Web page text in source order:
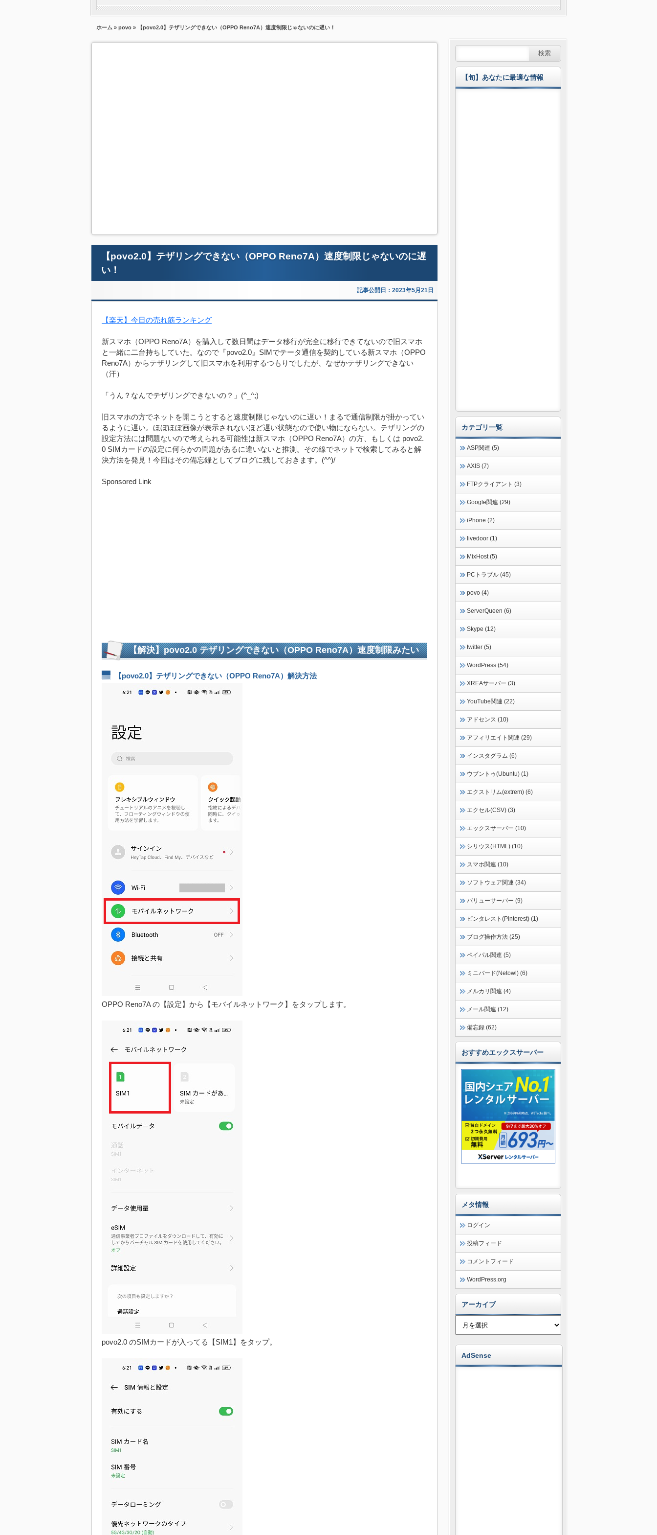
ホーム » povo » 【povo2.0】テザリングできない（OPPO Reno7A）速度制限じゃないのに遅い！
【povo2.0】テザリングできない（OPPO Reno7A）速度制限じゃないのに遅
い！
記事公開日：2023年5月21日
【楽天】今日の売れ筋ランキング
新スマホ（OPPO Reno7A）を購入して数日間はデータ移行が完全に移行できてないので旧スマホ
と一緒に二台持ちしていた。なので『povo2.0』SIMでテータ通信を契約している新スマホ（OPPO
Reno7A）からテザリングして旧スマホを利用するつもりでしたが、なぜかテザリングできない
（汗）
「うん？なんでテザリングできないの？」(^_^;)
旧スマホの方でネットを開こうとすると速度制限じゃないのに遅い！まるで通信制限が掛かってい
るように遅い。ほぼほぼ画像が表示されないほど遅い状態なので使い物にならない。テザリングの
設定方法には問題ないので考えられる可能性は新スマホ（OPPO Reno7A）の方、もしくは povo2.
0 SIMカードの設定に何らかの問題があるに違いないと推測。その線でネットで検索してみると解
決方法を発見！今回はその備忘録としてブログに残しておきます。(^^)/
Sponsored Link
【解決】povo2.0 テザリングできない（OPPO Reno7A）速度制限みたい
【povo2.0】テザリングできない（OPPO Reno7A）解決方法
OPPO Reno7A の【設定】から【モバイルネットワーク】をタップします。
povo2.0 のSIMカードが入ってる【SIM1】をタップ。
【旬】あなたに最適な情報
カテゴリ一覧
ASP関連 (5)
AXIS (7)
FTPクライアント (3)
Google関連 (29)
iPhone (2)
livedoor (1)
MixHost (5)
PCトラブル (45)
povo (4)
ServerQueen (6)
Skype (12)
twitter (5)
WordPress (54)
XREAサーバー (3)
YouTube関連 (22)
アドセンス (10)
アフィリエイト関連 (29)
インスタグラム (6)
ウブントゥ(Ubuntu) (1)
エクストリム(extrem) (6)
エクセル(CSV) (3)
エックスサーバー (10)
シリウス(HTML) (10)
スマホ関連 (10)
ソフトウェア関連 (34)
バリューサーバー (9)
ピンタレスト(Pinterest) (1)
ブログ操作方法 (25)
ペイパル関連 (5)
ミニバード(Netowl) (6)
メルカリ関連 (4)
メール関連 (12)
備忘録 (62)
おすすめエックスサーバー
メタ情報
ログイン
投稿フィード
コメントフィード
WordPress.org
アーカイブ
AdSense